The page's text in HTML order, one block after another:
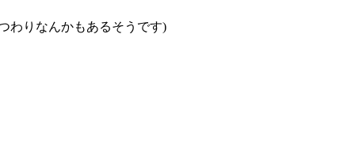
わりなんかもあるそうです)